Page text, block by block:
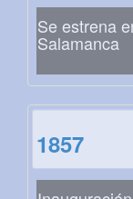
Se estrena
Salamanca
1857